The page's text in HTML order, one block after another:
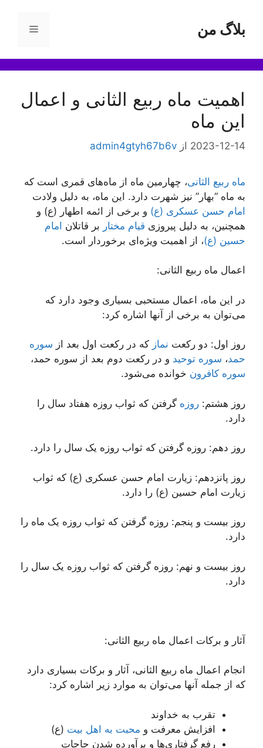
محتوابلاگ من فهرست
اهمیت ماه ربیع الثانی و اعمال
این ماه
2023-12-14 از admin4gtyh67b6v
ماه ربیع الثانی، چهارمین ماه از ماه‌های قمری است که
به ماه “بهار” نیز شهرت دارد. این ماه، به دلیل ولادت
امام حسن عسکری (ع) و برخی از ائمه اطهار (ع) و
همچنین، به دلیل پیروزی قیام مختار بر قاتلان امام
حسین (ع)، از اهمیت ویژه‌ای برخوردار است.
اعمال ماه ربیع الثانی:
در این ماه، اعمال مستحبی بسیاری وجود دارد که
می‌توان به برخی از آنها اشاره کرد:
روز اول: دو رکعت نماز که در رکعت اول بعد از سوره
حمد، سوره توحید و در رکعت دوم بعد از سوره حمد،
سوره کافرون خوانده می‌شود.
روز هشتم: روزه گرفتن که ثواب روزه هفتاد سال را
دارد.
روز دهم: روزه گرفتن که ثواب روزه یک سال را دارد.
روز پانزدهم: زیارت امام حسن عسکری (ع) که ثواب
زیارت امام حسین (ع) را دارد.
روز بیست و پنجم: روزه گرفتن که ثواب روزه یک ماه را
دارد.
روز بیست و نهم: روزه گرفتن که ثواب روزه یک سال را
دارد.
آثار و برکات اعمال ماه ربیع الثانی:
انجام اعمال ماه ربیع الثانی، آثار و برکات بسیاری دارد
که از جمله آنها می‌توان به موارد زیر اشاره کرد:
تقرب به خداوند
افزایش معرفت و محبت به اهل بیت (ع)
رفع گرفتاری‌ها و برآورده شدن حاجات